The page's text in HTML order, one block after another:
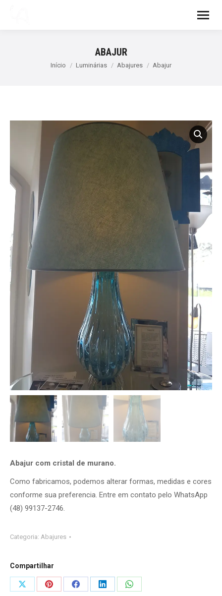
ABAJUR
Você está aqui:
Início Luminárias Abajures Abajur
Abajur com cristal de murano.
Como fabricamos, podemos alterar formas, medidas e cores
conforme sua preferencia. Entre em contato pelo WhatsApp
(48) 99137-2746.
Categoria: Abajures
Compartilhar
CompartilharCompartilharCompartilharCompartilharCompartilhar